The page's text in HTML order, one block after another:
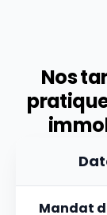
Nos
Mandat